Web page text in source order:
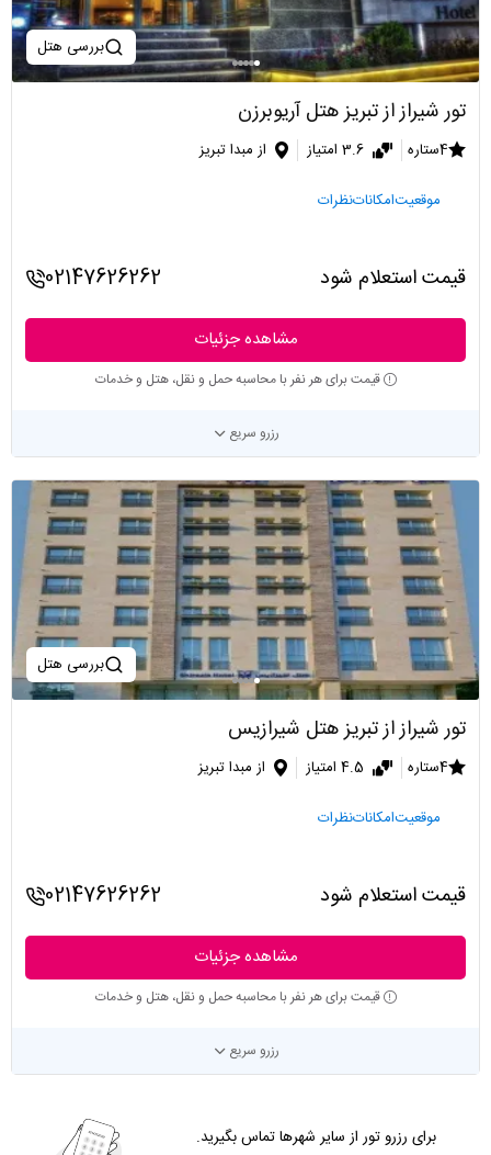
بررسی هتل
تور شیراز از تبریز هتل آریوبرزن
4ستاره 3.6 امتیاز از مبدا تبریز
موقعیتامکاناتنظرات
قیمت استعلام شود 02147626262
مشاهده جزئیات
قیمت برای هر نفر با محاسبه حمل و نقل، هتل و خدمات
رزرو سریع
بررسی هتل
تور شیراز از تبریز هتل شیرازیس
4ستاره 4.5 امتیاز از مبدا تبریز
موقعیتامکاناتنظرات
قیمت استعلام شود 02147626262
مشاهده جزئیات
قیمت برای هر نفر با محاسبه حمل و نقل، هتل و خدمات
رزرو سریع
برای رزرو تور از سایر شهرها تماس بگیرید.